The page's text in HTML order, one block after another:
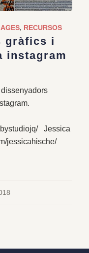
, RECURSOS
gràfics i
instagram
Jessica
jessicahische/